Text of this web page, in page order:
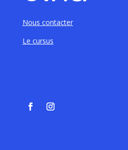
Nous contacter
Le cursus